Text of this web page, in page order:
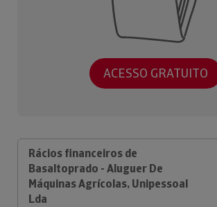
ACESSO GRATUITO
Rácios financeiros de
Basaltoprado - Aluguer De
Máquinas Agrícolas, Unipessoal
Lda